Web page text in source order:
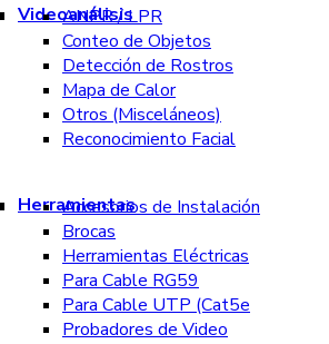
Videoanálisis
ANPR / LPR
Conteo de Objetos
Detección de Rostros
Mapa de Calor
Otros (Misceláneos)
Reconocimiento Facial
Herramientas
Accesorios de Instalación
Brocas
Herramientas Eléctricas
Para Cable RG59
Para Cable UTP (Cat5e
Probadores de Video